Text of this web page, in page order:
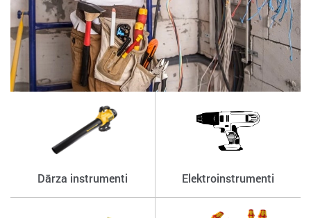
Dārza instrumenti Elektroinstrumenti